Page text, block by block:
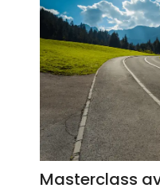
Masterclass